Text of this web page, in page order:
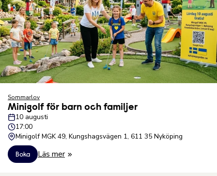
Sommarlov
Minigolf för barn och familjer⁠
10 augusti
17:00
Minigolf MGK 49, Kungshagsvägen 1, 611 35 Nyköping⁠
Boka Läs mer